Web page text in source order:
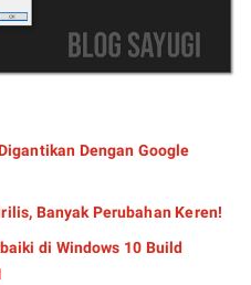
Dengan Google
Banyak Perubahan Keren!
di Windows 10 Build